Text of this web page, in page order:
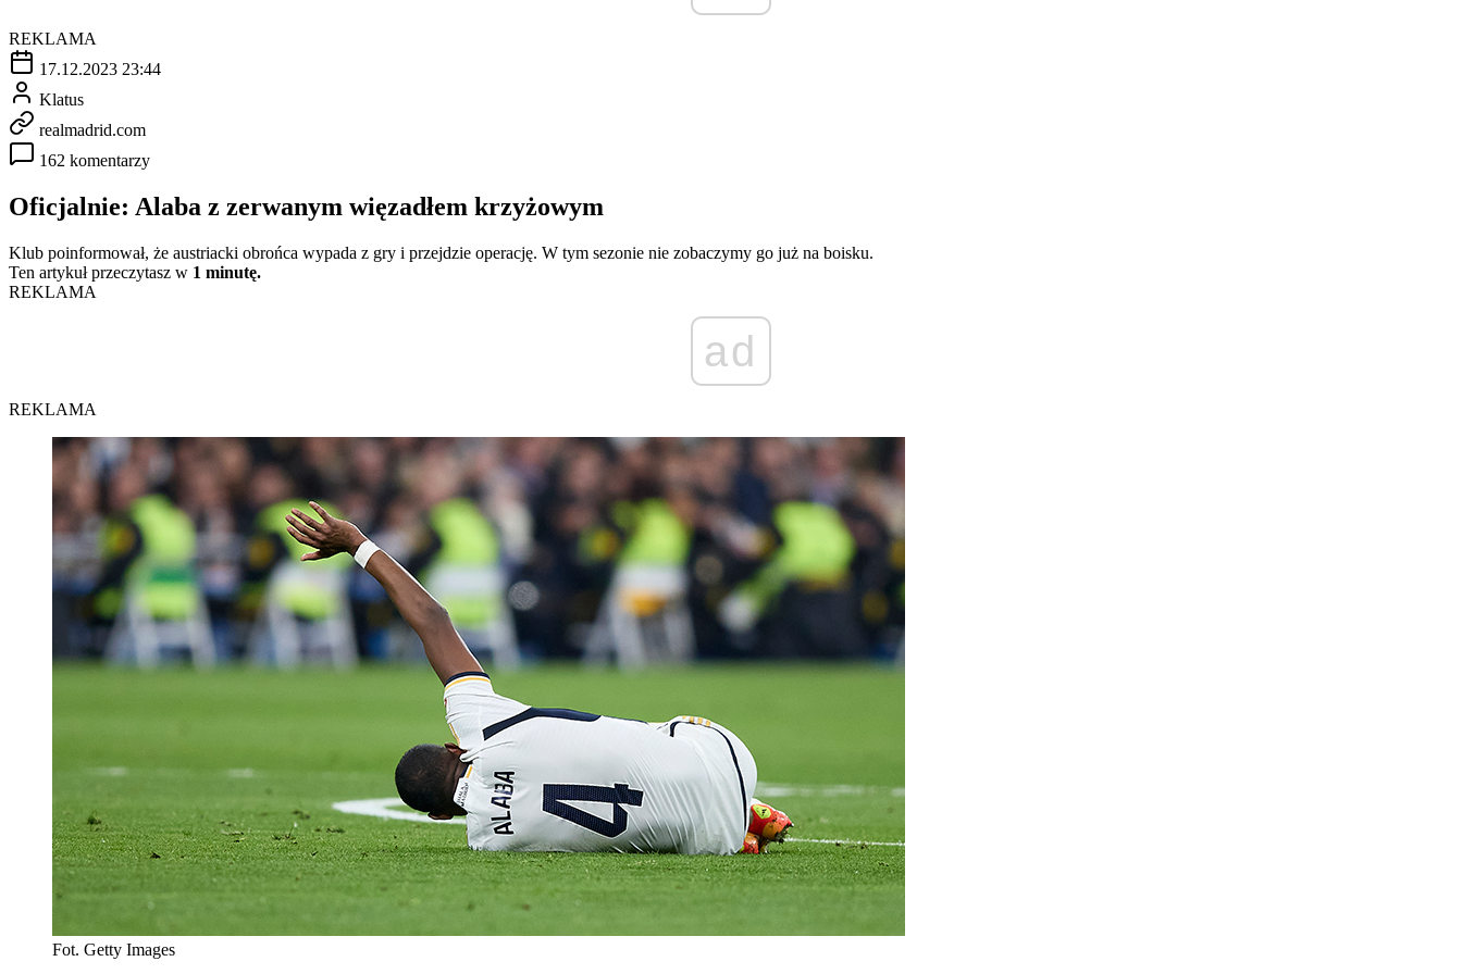
REKLAMA
17.12.2023 23:44
Klatus
realmadrid.com
162 komentarzy
Oficjalnie: Alaba z zerwanym więzadłem krzyżowym
Klub poinformował, że austriacki obrońca wypada z gry i przejdzie operację. W tym sezonie nie zobaczymy go już na boisku.
Ten artykuł przeczytasz w 1 minutę.
REKLAMA
ad
REKLAMA
Fot. Getty Images